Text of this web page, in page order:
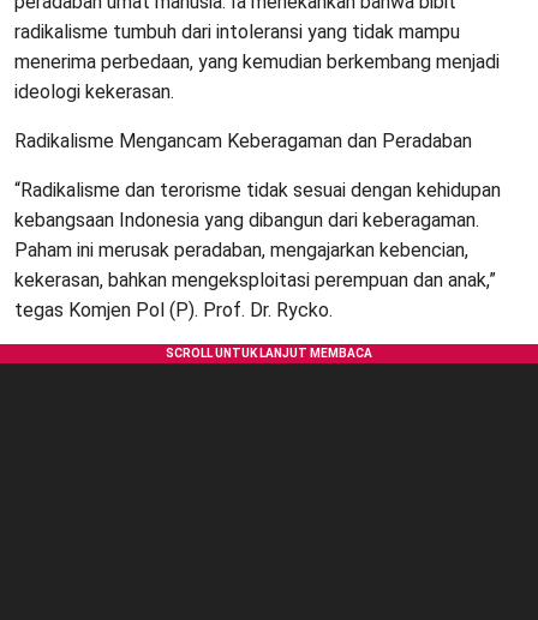
radikalisme tumbuh dari intoleransi yang tidak mampu
menerima perbedaan, yang kemudian berkembang menjadi
ideologi kekerasan.
Radikalisme Mengancam Keberagaman dan Peradaban
“Radikalisme dan terorisme tidak sesuai dengan kehidupan
kebangsaan Indonesia yang dibangun dari keberagaman.
Paham ini merusak peradaban, mengajarkan kebencian,
kekerasan, bahkan mengeksploitasi perempuan dan anak,”
tegas Komjen Pol (P). Prof. Dr. Rycko.